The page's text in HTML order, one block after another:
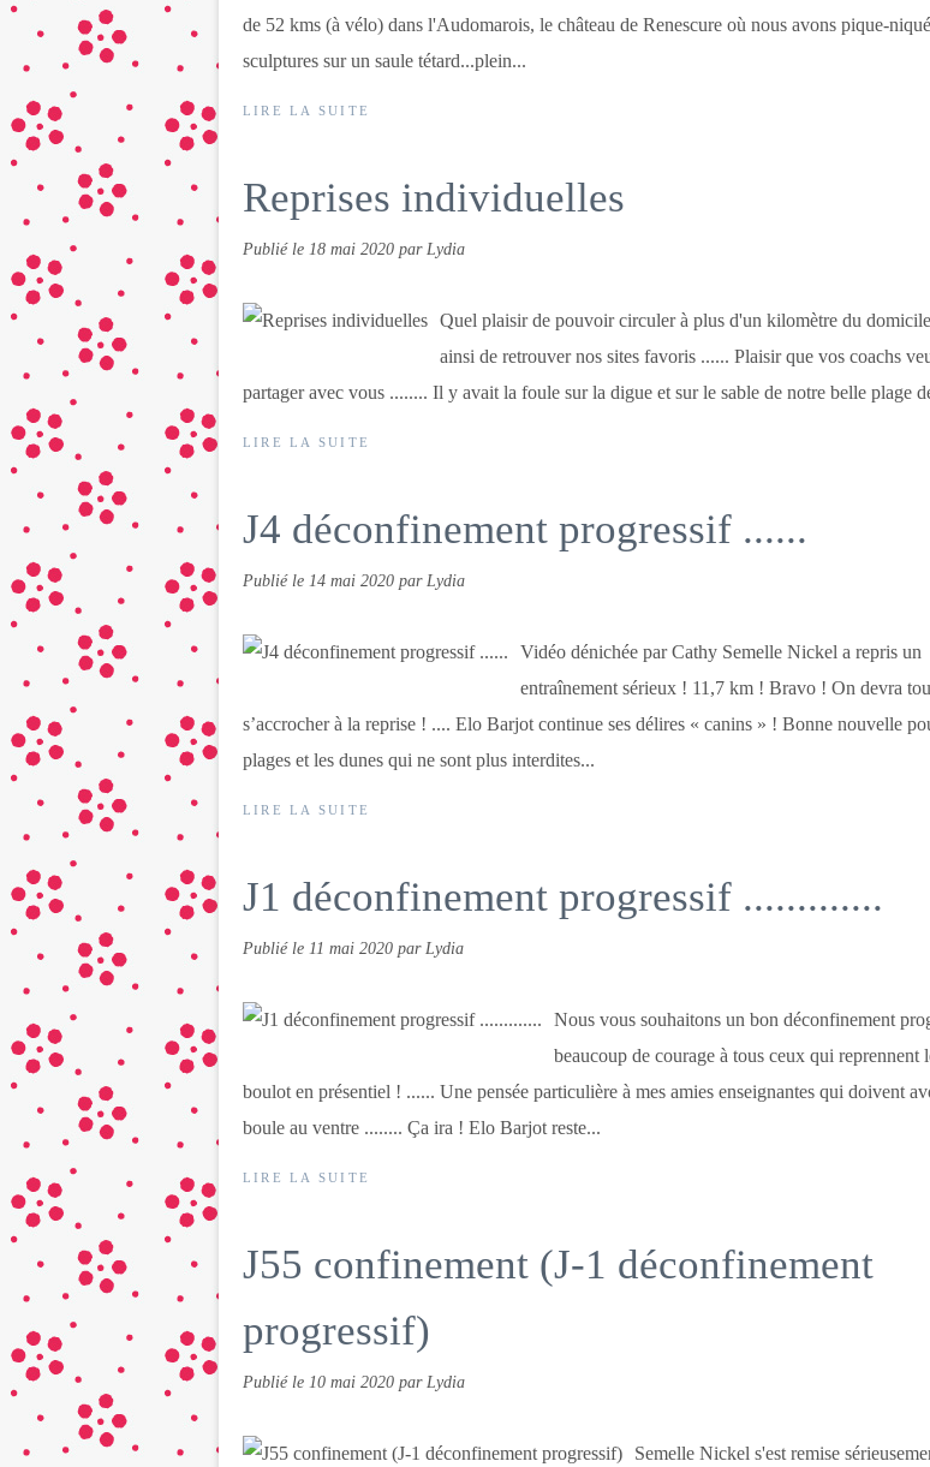
de 52 kms (à vélo) dans l'Audomarois, le château de Renescure où nous avons pique-
sculptures sur un saule tétard...plein...
LIRE LA SUITE
Reprises individuelles
Publié le 18 mai 2020 par Lydia
Quel plaisir de pouvoir circuler à plus d'un kilomètre du
ainsi de retrouver nos sites favoris ...... Plaisir que vos coachs
partager avec vous ........ Il y avait la foule sur la digue et sur le sable de notre belle plage
LIRE LA SUITE
J4 déconfinement progressif ......
Publié le 14 mai 2020 par Lydia
Vidéo dénichée par Cathy Semelle Nickel a repris un
entraînement sérieux ! 11,7 km ! Bravo ! On devra
s’accrocher à la reprise ! .... Elo Barjot continue ses délires « canins » ! Bonne nouvelle
plages et les dunes qui ne sont plus interdites...
LIRE LA SUITE
J1 déconfinement progressif .............
Publié le 11 mai 2020 par Lydia
Nous vous souhaitons un bon déconfinement
beaucoup de courage à tous ceux qui reprennent
boulot en présentiel ! ...... Une pensée particulière à mes amies enseignantes qui doivent
boule au ventre ........ Ça ira ! Elo Barjot reste...
LIRE LA SUITE
J55 confinement (J-1 déconfinement
progressif)
Publié le 10 mai 2020 par Lydia
Semelle Nickel s'est remise